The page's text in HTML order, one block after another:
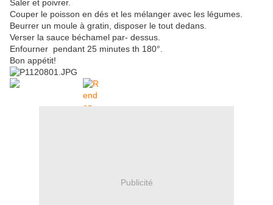
Saler et poivrer.
Couper le poisson en dés et les mélanger avec les légumes.
Beurrer un moule à gratin, disposer le tout dedans.
Verser la sauce béchamel par- dessus.
Enfourner pendant 25 minutes th 180°.
Bon appétit!
Publicité